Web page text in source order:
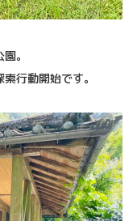
。
行動開始です。